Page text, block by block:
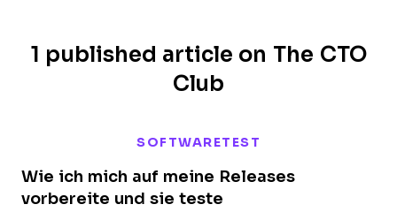
1 published article on The CTO
Club
SOFTWARETEST
Wie ich mich auf meine Releases
vorbereite und sie teste